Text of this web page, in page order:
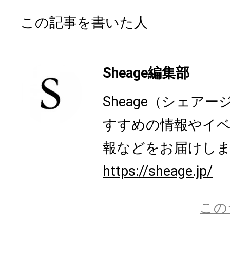
この記事を書いた人
Sheage編集部
Sheage（シェアー
すすめの情報やイ
報などをお届けし
https://sheage.jp/
こ